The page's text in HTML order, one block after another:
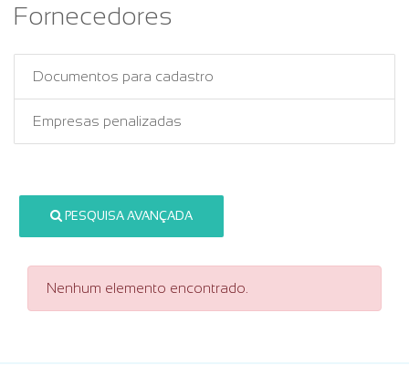
Fornecedores
Documentos para cadastro
Empresas penalizadas
PESQUISA AVANÇADA
Nenhum elemento encontrado.